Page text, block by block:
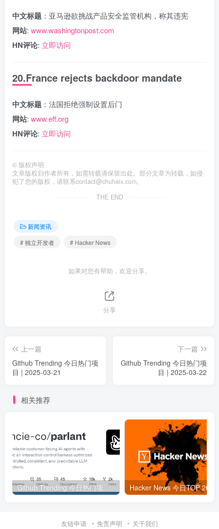
中文标题 ：亚马逊欲挑战产品安全监管机构，称其违宪
网站: www.washingtonpost.com
HN评论: 立即访问
20.France rejects backdoor mandate
中文标题 ：法国拒绝强制设置后门
网站: www.eff.org
HN评论: 立即访问
© 版权声明
文章版权归作者所有，如需转载请保留出处。部分文章为转载，如侵
犯了您的版权，请联系contact@chuhaix.com。
THE END
新闻资讯
# 独立开发者
# Hacker News
如果对您有帮助，欢迎分享。
分享
上一篇
Github Trending 今日热门项
目 | 2025-03-21
下一篇
Github Trending 今日热门项
目 | 2025-03-22
相关推荐
Github Trending 今日热门项目 | 2025-09-06
友链申请 免责声明 关于我们